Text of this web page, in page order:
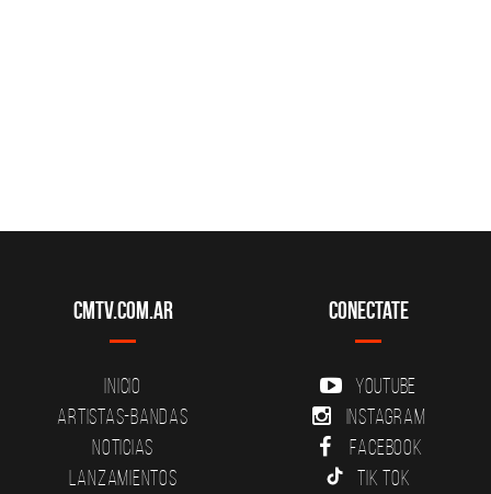
CMTV.com.ar
Inicio
Artistas-Bandas
Noticias
Lanzamientos
Conectate
YouTube
Instagram
Facebook
Tik Tok